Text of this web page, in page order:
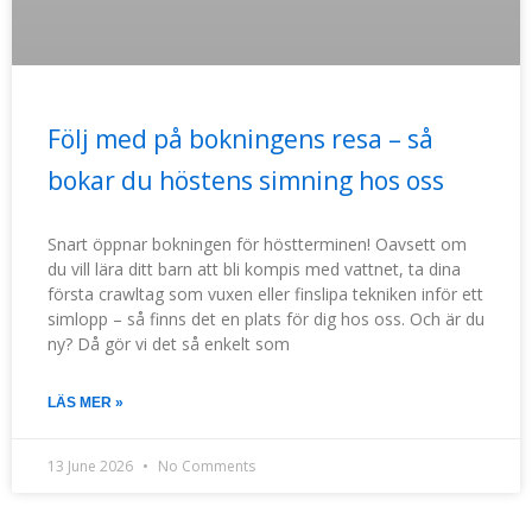
Följ med på bokningens resa – så
bokar du höstens simning hos oss
Snart öppnar bokningen för höstterminen! Oavsett om
du vill lära ditt barn att bli kompis med vattnet, ta dina
första crawltag som vuxen eller finslipa tekniken inför ett
simlopp – så finns det en plats för dig hos oss. Och är du
ny? Då gör vi det så enkelt som
LÄS MER »
13 June 2026 No Comments